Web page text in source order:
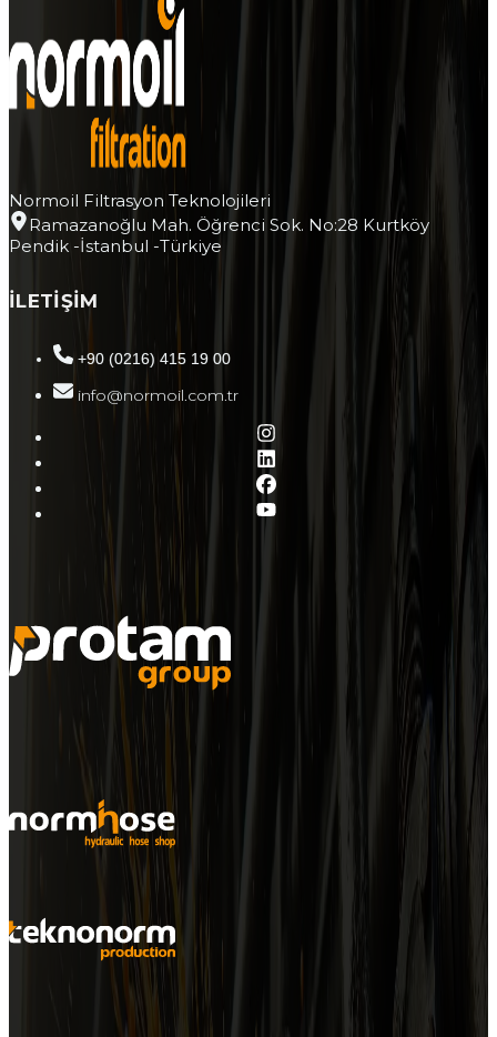
Normoil Filtrasyon Teknolojileri
Ramazanoğlu Mah. Öğrenci Sok. No:28 Kurtköy
Pendik -İstanbul -Türkiye
İLETİŞİM
+90 (0216) 415 19 00
info@normoil.com.tr